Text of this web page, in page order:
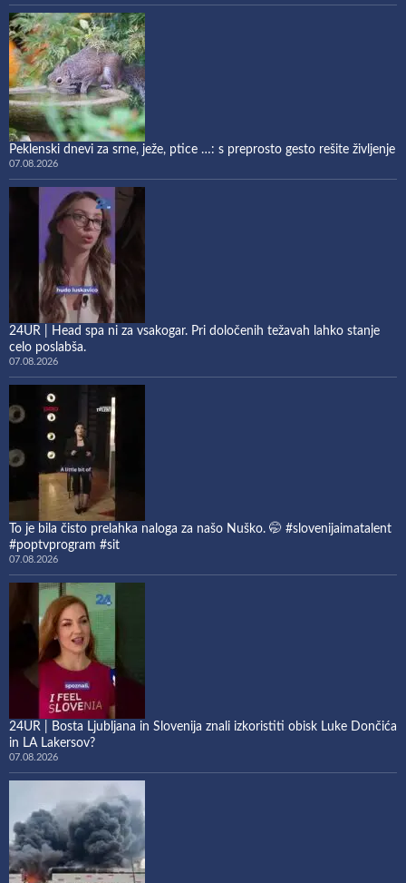
Peklenski dnevi za srne, ježe, ptice …: s preprosto gesto rešite življenje
07.08.2026
24UR | Head spa ni za vsakogar. Pri določenih težavah lahko stanje
celo poslabša.
07.08.2026
To je bila čisto prelahka naloga za našo Nuško. 🤭 #slovenijaimatalent
#poptvprogram #sit
07.08.2026
24UR | Bosta Ljubljana in Slovenija znali izkoristiti obisk Luke Dončića
in LA Lakersov?
07.08.2026